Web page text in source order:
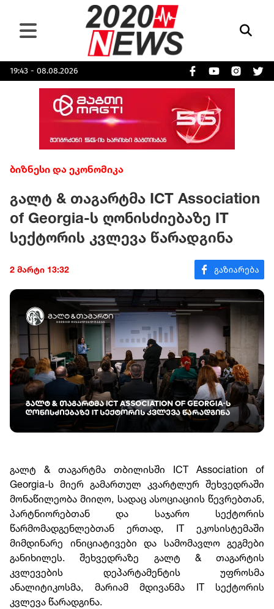
19:43 - 08.08.2026
ბიზნესი და ეკონომიკა
გალტ & თაგარტმა ICT Association
of Georgia-ს ღონისძიებაზე IT
სექტორის კვლევა წარადგინა
2 მარტი 13:32
გალტ & თაგარტმა თბილისში ICT Association of
Georgia-ს მიერ გამართულ კვარტლურ შეხვედრაში
მონაწილეობა მიიღო, სადაც ასოციაციის წევრებთან,
პარტნიორებთან და საჯარო სექტორის
წარმომადგენლებთან ერთად, IT ეკოსისტემაში
მიმდინარე ინიციატივები და სამომავლო გეგმები
განიხილეს. შეხვედრაზე გალტ & თაგარტის
კვლევების დეპარტამენტის უფროსმა
ანალიტიკოსმა, მარიამ მდივანმა IT სექტორის
კვლევა წარადგინა.